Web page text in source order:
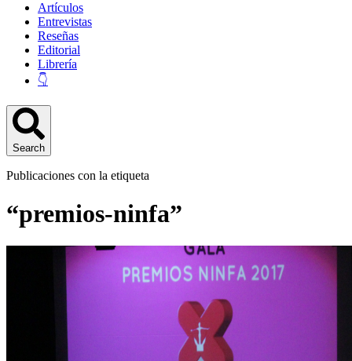
Artículos
Entrevistas
Reseñas
Editorial
Librería
👇
Search
Publicaciones con la etiqueta
“premios-ninfa”